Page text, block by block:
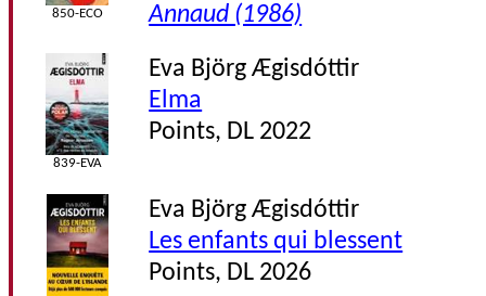
850-ECO
Annaud (1986)
839-EVA
Eva Björg Ægisdóttir
Elma
Points, DL 2022
Eva Björg Ægisdóttir
Les enfants qui blessent
Points, DL 2026